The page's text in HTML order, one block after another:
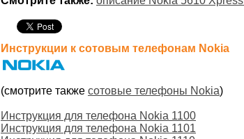
Инструкции к сотовым телефонам Nokia
(смотрите также сотовые телефоны Nokia)
Инструкция для телефона Nokia 1100
Инструкция для телефона Nokia 1101